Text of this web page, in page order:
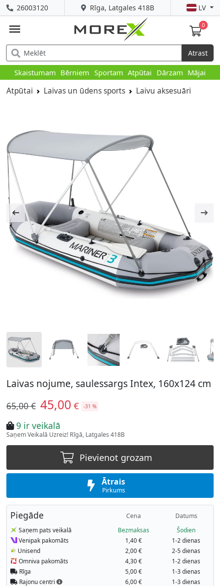
Rīga, Latgales 418B
26003120 LV
0
Atrast
Skaistumam Bērniem Sportam Atpūtai Dārzam Mājai
Atpūtai Laivas un ūdens sports Laivu aksesuāri
Laivas nojume, saulessargs Intex, 160x124 cm
65,00 € 45,00 € -31 %
9 ir veikalā
Saņem Veikalā Uzreiz! Rīgā, Latgales 418B
Pievienot grozam
Ātrais
Pirkums
Piegāde Cena Datums
Saņem pats veikalā Bezmaksas
Šodien
Venipak pakomāts
1,40 €
1-2 dienas
Unisend
2,00 €
2-5 dienas
Omniva pakomāts
4,30 €
1-2 dienas
Rīga
5,00 €
1-3 dienas
Rajonu centri
6,00 €
1-3 dienas